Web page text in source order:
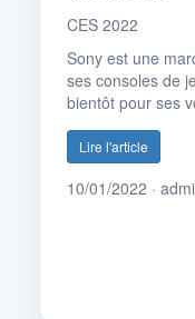
CES 2022
Sony est une
ses consoles de
bientôt pour ses
Lire l'article
10/01/2022 ·